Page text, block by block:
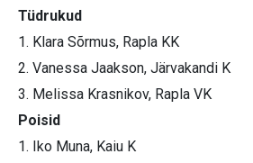
Tüdrukud
1. Klara Sõrmus, Rapla KK
2. Vanessa Jaakson, Järvakandi K
3. Melissa Krasnikov, Rapla VK
Poisid
1. Iko Muna, Kaiu K